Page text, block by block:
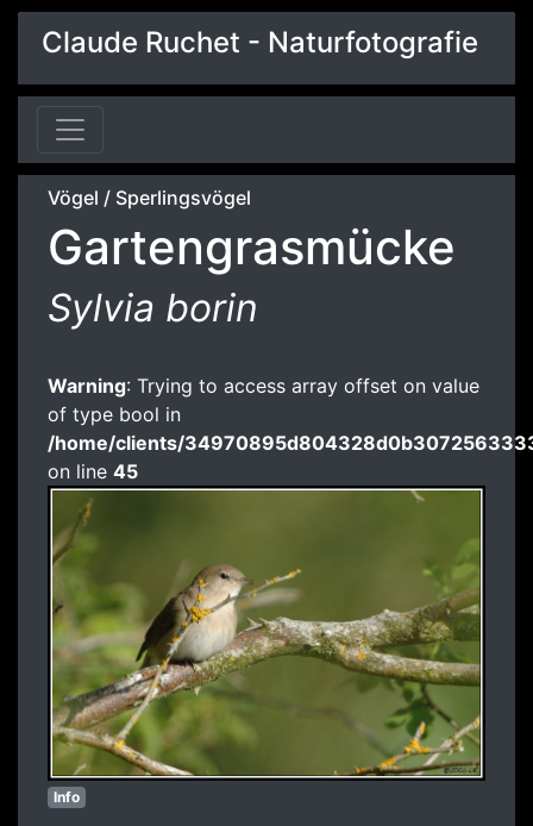
Claude Ruchet - Naturfotografie
Vögel / Sperlingsvögel
Gartengrasmücke
Sylvia borin
Warning: Trying to access array offset on value
of type bool in
/home/clients/
on line 45
Info